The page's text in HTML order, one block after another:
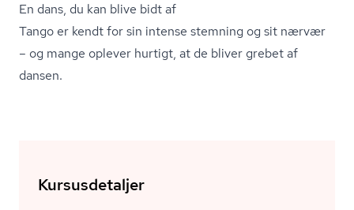
En dans, du kan blive bidt af
Tango er kendt for sin intense stemning og sit nærvær
– og mange oplever hurtigt, at de bliver grebet af
dansen.
Kursusdetaljer